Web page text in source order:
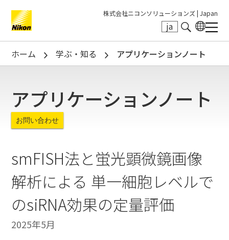
株式会社ニコンソリューションズ | Japan
ja
Search keyword(s)
ホーム 学ぶ・知る アプリケーションノート
アプリケーションノート
お問い合わせ
smFISH法と蛍光顕微鏡画像
解析による 単一細胞レベルで
のsiRNA効果の定量評価
2025年5月